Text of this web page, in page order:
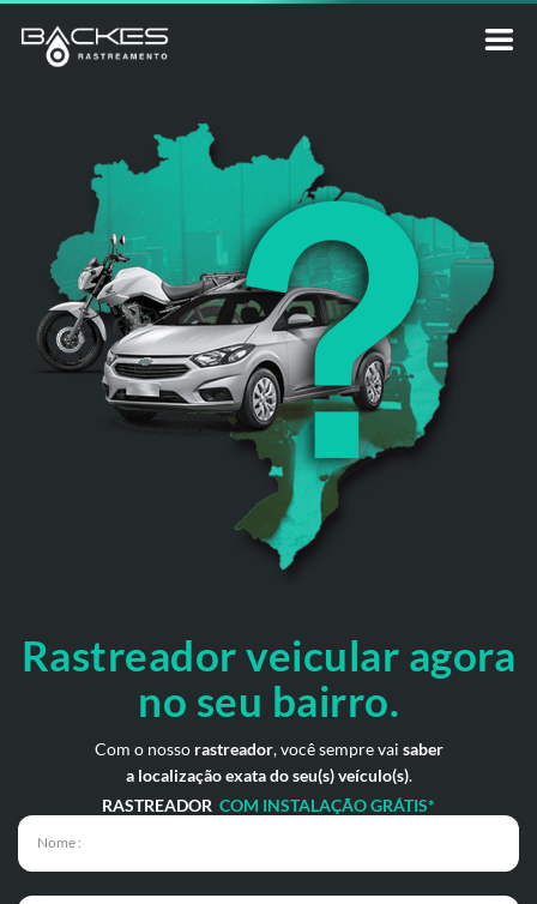
Rastreador veicular agora
no seu bairro.
Com o nosso rastreador, você sempre vai saber
a localização exata do seu(s) veículo(s).
RASTREADOR COM INSTALAÇÃO GRÁTIS*